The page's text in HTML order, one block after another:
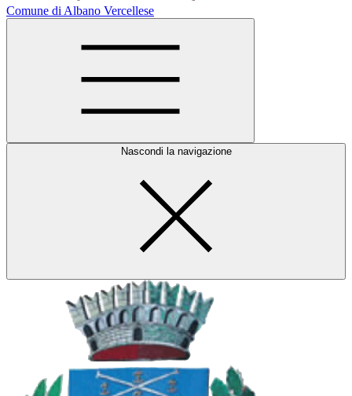
Comune di Albano Vercellese
Nascondi la navigazione